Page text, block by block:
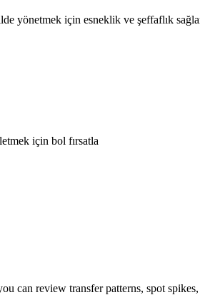
yönetmek için esneklik ve şeffaflık
için bol fırsatla
can review transfer patterns, spot